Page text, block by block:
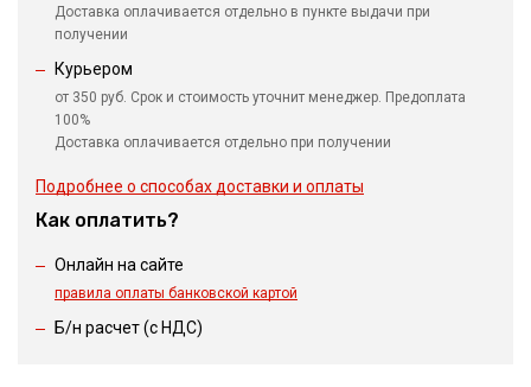
Доставка оплачивается отдельно в пункте выдачи при
получении
Курьером
от 350 руб. Срок и стоимость уточнит менеджер. Предоплата
100%
Доставка оплачивается отдельно при получении
Подробнее о способах доставки и оплаты
Как оплатить?
Онлайн на сайте
правила оплаты банковской картой
Б/н расчет (c НДС)